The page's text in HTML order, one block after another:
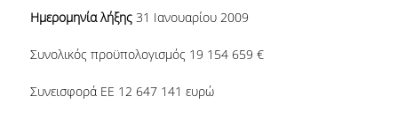
Ημερομηνία λήξης31 Ιανουαρίου 2009
Συνολικός προϋπολογισμός 19 154 659 €
Συνεισφορά ΕΕ 12 647 141 ευρώ